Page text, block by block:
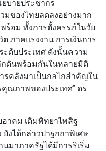
บายประชากร
มของไทยลดลงอย่างมาก
ร้อม ทั้งการตั้งครรภ์ในวัย
ภาคแรงงาน การเงินการ
ะดับประเทศ ดังนั้นความ
กดันพร้อมกันในหลายมิติ
รคลังมาเป็นกลไกสำคัญใน
ณภาพของประเทศ” ดร.
าคม เติมพิทยาไพสิฐ
งได้กล่าวปาฐกถาพิเศษ
มาภาครัฐได้มีการริเริ่ม